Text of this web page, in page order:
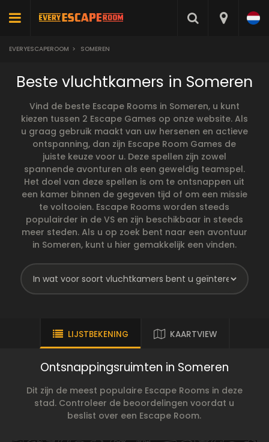
EVERYESCAPEROOM > SOMEREN
Beste vluchtkamers in Someren
Vind de beste Escape Rooms in Someren, u kunt
kiezen tussen 2 Escape Games op onze website. Als
u graag gebruik maakt van uw hersenen en actieve
ontspanning, dan zijn Escape Room Games de
juiste keuze voor u. Deze spellen zijn zowel
spannende avonturen als een geweldig teamspel.
Het doel van deze spellen is om te ontsnappen uit
een kamer binnen de gegeven tijd of om een missie
te voltooien. Escape Rooms worden steeds
populairder in de VS en zijn beschikbaar in steeds
meer steden. Als u op zoek bent naar een avontuur
in Someren, kunt u hier gemakkelijk een vinden.
LIJSTBEKENING KAARTVIEW
Ontsnappingsruimten in Someren
Dit zijn de meest populaire Escape Rooms in deze
stad. Controleer de beoordelingen voordat u
beslist over een Escape Room.